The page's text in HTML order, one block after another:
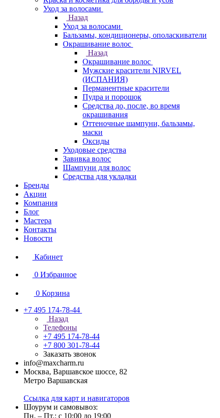
Уход за волосами
Назад
Уход за волосами
Бальзамы, кондиционеры, ополаскиватели
Окрашивание волос
Назад
Окрашивание волос
Мужские красители NIRVEL
(ИСПАНИЯ)
Перманентные красители
Пудра и порошок
Средства до, после, во время
окрашивания
Оттеночные шампуни, бальзамы,
маски
Оксиды
Уходовые средства
Завивка волос
Шампуни для волос
Средства для укладки
Бренды
Акции
Компания
Блог
Мастера
Контакты
Новости
Кабинет
0 Избранное
0 Корзина
+7 495 174-78-44
Назад
Телефоны
+7 495 174-78-44
+7 800 301-78-44
Заказать звонок
info@maxcharm.ru
Москва, Варшавское шоссе, 82
Метро Варшавская
Ссылка для карт и навигаторов
Шоурум и самовывоз:
Пн. – Пт.: с 10:00 до 19:00